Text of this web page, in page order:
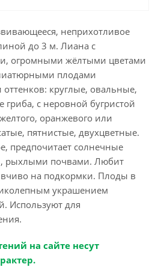
неприхотливое
до 3 м. Лиана с
огромными жёлтыми цветами
плодами
круглые, овальные,
с неровной бугристой
оранжевого или
пятнистые, двухцветные.
предпочитает солнечные
рыхлыми почвами. Любит
на подкормки. Плоды в
украшением
Используют для
на сайте несут